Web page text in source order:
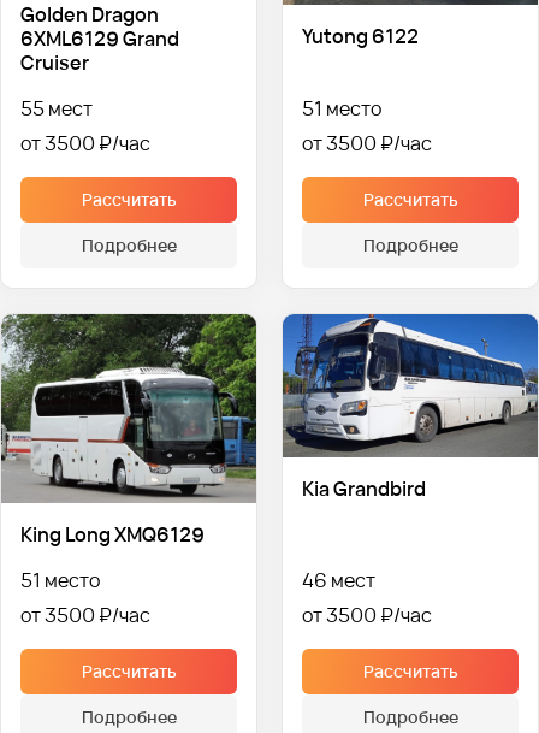
Golden Dragon
6XML6129 Grand
Cruiser
55 мест
от 3500 ₽
Рассчитать
Подробнее
Yutong 6122
51 место
от 3500 ₽
Рассчитать
Подробнее
King Long XMQ6129
51 место
от 3500 ₽
Рассчитать
Подробнее
Kia Grandbird
46 мест
от 3500 ₽
Рассчитать
Подробнее